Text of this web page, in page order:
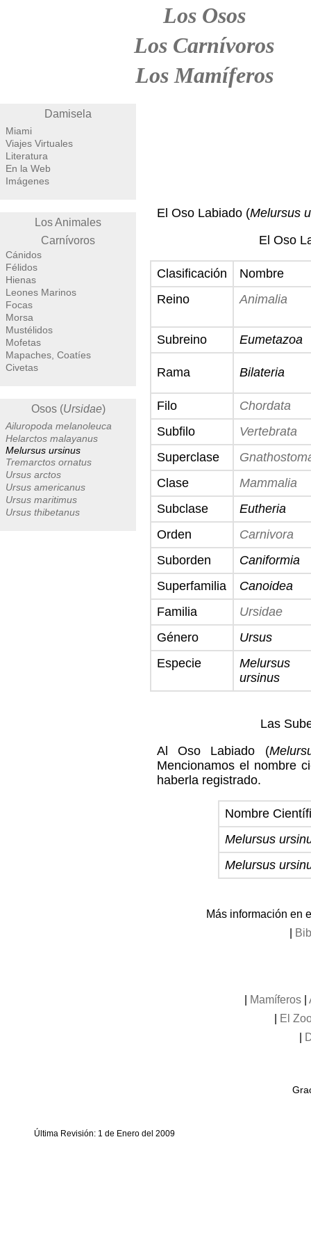
Los Osos
Los Carnívoros
Los Mamíferos
Damisela
Miami
Viajes Virtuales
Literatura
En la Web
Imágenes
Los Animales
Carnívoros
Cánidos
Félidos
Hienas
Leones Marinos
Focas
Morsa
Mustélidos
Mofetas
Mapaches, Coatíes
Civetas
Osos (Ursidae)
Ailuropoda melanoleuca
Helarctos malayanus
Melursus ursinus
Tremarctos ornatus
Ursus arctos
Ursus americanus
Ursus maritimus
Ursus thibetanus
El Oso Labiado (Melursus
El Oso
Clasificación
Nombre
Reino
Animalia
Subreino Eumetazoa
Rama Bilateria
Filo
Chordata
Subfilo
Vertebrata
Superclase
Clase
Mammalia
Subclase
Eutheria
Orden
Carnivora
Suborden
Caniformia
Superfamilia
Canoidea
Familia
Ursidae
Género
Ursus
Especie
Melursus
ursinus
Las
Al Oso Labiado (
Mencionamos el nombre
haberla registrado.
Nombre
Melursus
Melursus
Más información en
Mamíferos|
El
Última Revisión: 1 de Enero del 2009